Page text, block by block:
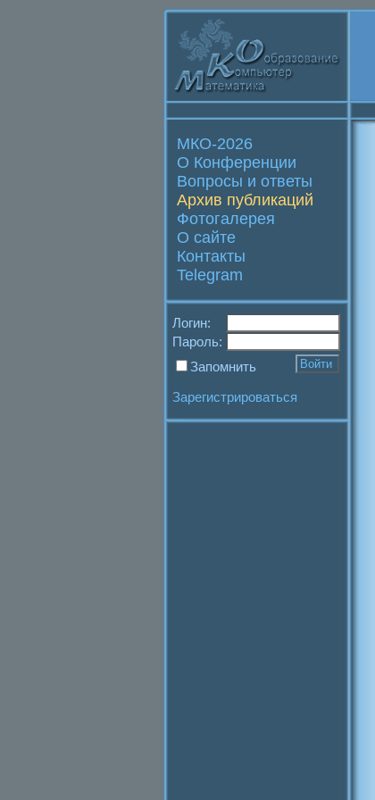
МКО-2026
О Конференции
Вопросы и ответы
Архив публикаций
Фотогалерея
О сайте
Контакты
Telegram
Логин:
Пароль:
Запомнить
Зарегистрироваться